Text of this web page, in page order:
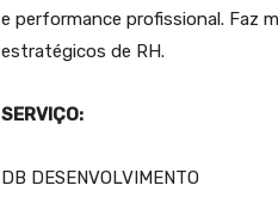
e performance profissional. Faz
estratégicos de RH.
SERVIÇO:
DB DESENVOLVIMENTO